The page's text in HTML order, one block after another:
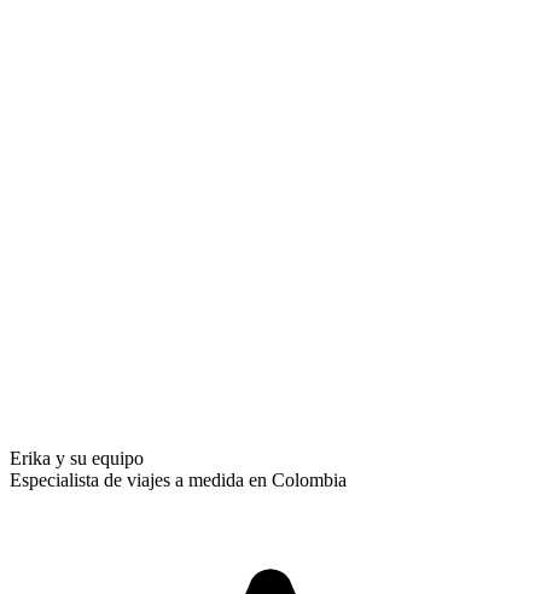
Erika y su equipo
Especialista de viajes a medida en Colombia